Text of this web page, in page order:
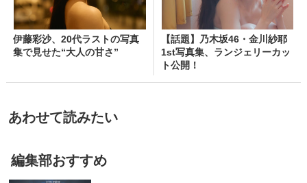
伊藤彩沙、20代ラストの写真
集で見せた“大人の甘さ”
【話題】乃木坂46・金川紗耶
1st写真集、ランジェリーカッ
ト公開！
あわせて読みたい
編集部おすすめ